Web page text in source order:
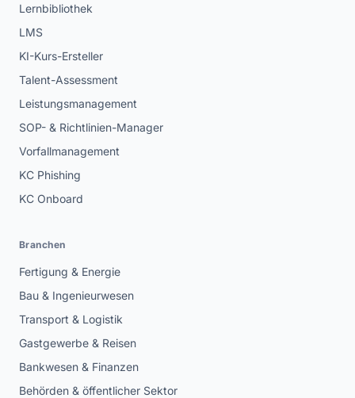
Lernbibliothek
LMS
KI-Kurs-Ersteller
Talent-Assessment
Leistungsmanagement
SOP- & Richtlinien-Manager
Vorfallmanagement
KC Phishing
KC Onboard
Branchen
Fertigung & Energie
Bau & Ingenieurwesen
Transport & Logistik
Gastgewerbe & Reisen
Bankwesen & Finanzen
Behörden & öffentlicher Sektor